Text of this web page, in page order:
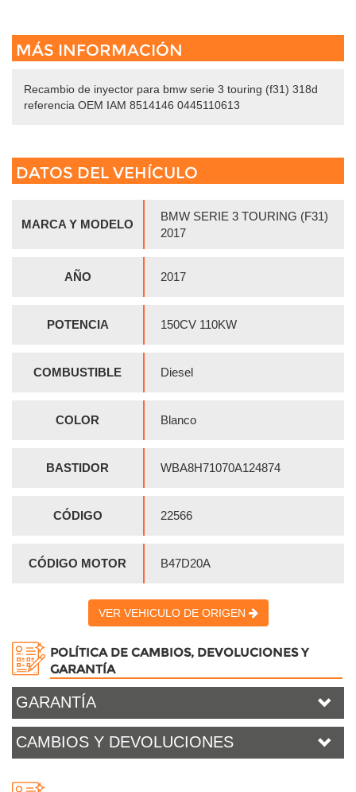
MÁS INFORMACIÓN
Recambio de inyector para bmw serie 3 touring (f31) 318d
referencia OEM IAM 8514146 0445110613
DATOS DEL VEHÍCULO
MARCA Y MODELO
BMW SERIE 3 TOURING (F31)
2017
AÑO 2017
POTENCIA 150CV 110KW
COMBUSTIBLE Diesel
COLOR Blanco
BASTIDOR WBA8H71070A124874
CÓDIGO 22566
CÓDIGO MOTOR B47D20A
VER VEHICULO DE ORIGEN
POLÍTICA DE CAMBIOS, DEVOLUCIONES Y
GARANTÍA
GARANTÍA
CAMBIOS Y DEVOLUCIONES